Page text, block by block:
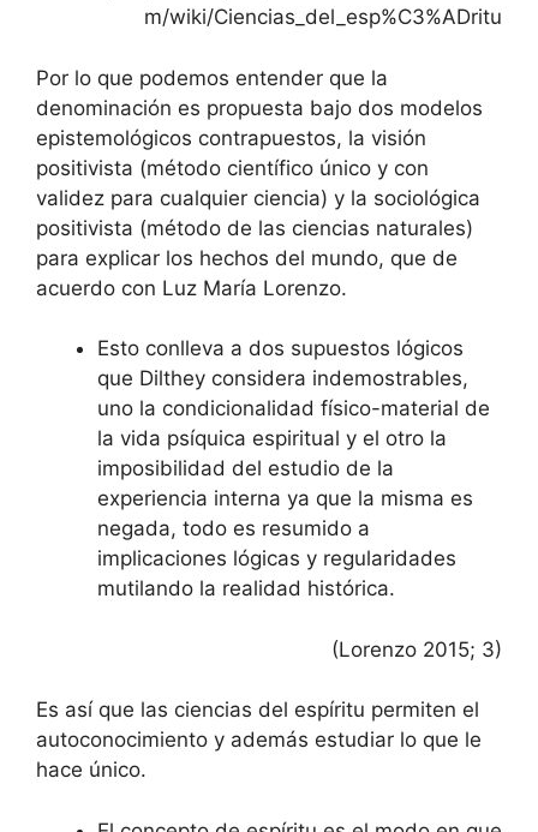
m/wiki/Ciencias_del_esp%C3%ADritu
Por lo que podemos entender que la
denominación es propuesta bajo dos modelos
epistemológicos contrapuestos, la visión
positivista (método científico único y con
validez para cualquier ciencia) y la sociológica
positivista (método de las ciencias naturales)
para explicar los hechos del mundo, que de
acuerdo con Luz María Lorenzo.
Esto conlleva a dos supuestos lógicos
que Dilthey considera indemostrables,
uno la condicionalidad físico-material de
la vida psíquica espiritual y el otro la
imposibilidad del estudio de la
experiencia interna ya que la misma es
negada, todo es resumido a
implicaciones lógicas y regularidades
mutilando la realidad histórica.
(Lorenzo 2015; 3)
Es así que las ciencias del espíritu permiten el
autoconocimiento y además estudiar lo que le
hace único.